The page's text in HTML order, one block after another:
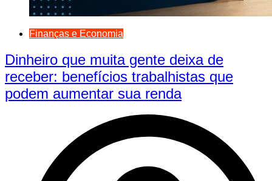
Finanças e Economia
Dinheiro que muita gente deixa de
receber: benefícios trabalhistas que
podem aumentar sua renda